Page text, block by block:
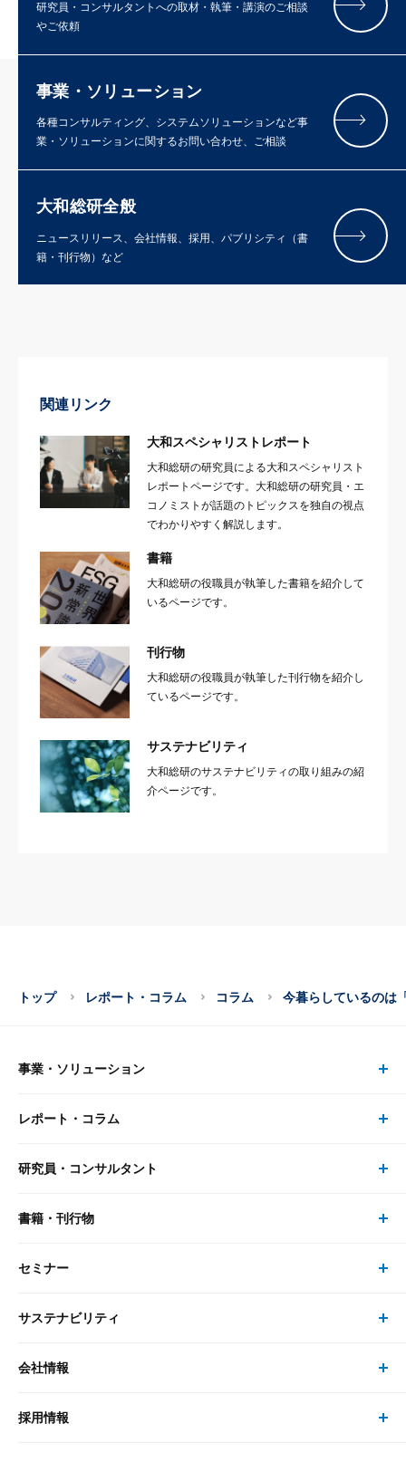
研究員・コンサルタントへの取材・執筆・講演のご相談
やご依頼
事業・ソリューション
各種コンサルティング、システムソリューションなど事
業・ソリューションに関するお問い合わせ、ご相談
大和総研全般
ニュースリリース、会社情報、採用、パブリシティ（書
籍・刊行物）など
関連リンク
大和スペシャリストレポート
大和総研の研究員による大和スペシャリスト
レポートページです。大和総研の研究員・エ
コノミストが話題のトピックスを独自の視点
でわかりやすく解説します。
書籍
大和総研の役職員が執筆した書籍を紹介して
いるページです。
刊行物
大和総研の役職員が執筆した刊行物を紹介し
ているページです。
サステナビリティ
大和総研のサステナビリティの取り組みの紹
介ページです。
トップ レポート・コラム コラム 今暮らしているのは
事業・ソリューション
事業・ソリューション トップ
リサーチ
大和総研の強み
レポート・コラム
レポート・コラム トップ
最新のレポート・コラム
研究員・コンサルタント
研究員・コンサルタント トップ
研究員
書籍・刊行物
書籍・刊行物 トップ
書籍
セミナー
セミナー トップ
現在受付中のセミナー・イベント
サステナビリティ
サステナビリティの取り組み
次世代社会への貢献
会社情報
会社情報 トップ
採用情報